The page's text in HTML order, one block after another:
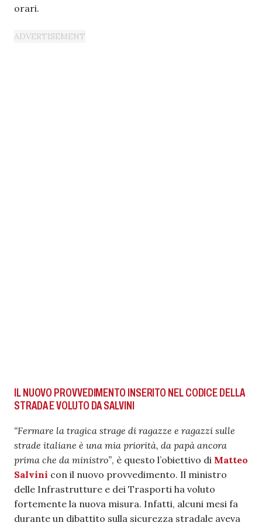
orari.
IL NUOVO PROVVEDIMENTO INSERITO NEL CODICE DELLA
STRADA E VOLUTO DA SALVINI
“Fermare la tragica strage di ragazze e ragazzi sulle
strade italiane è una mia priorità, da papà ancora
prima che da ministro”, è questo l’obiettivo di Matteo
Salvini con il nuovo provvedimento. Il ministro
delle Infrastrutture e dei Trasporti ha voluto
fortemente la nuova misura. Infatti, alcuni mesi fa
durante un dibattito sulla sicurezza stradale aveva